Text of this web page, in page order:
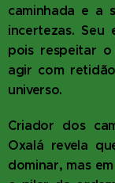
caminhada e a
incertezas. Seu
pois respeitar
agir com
universo.
Criador dos
Oxalá revela
dominar, mas